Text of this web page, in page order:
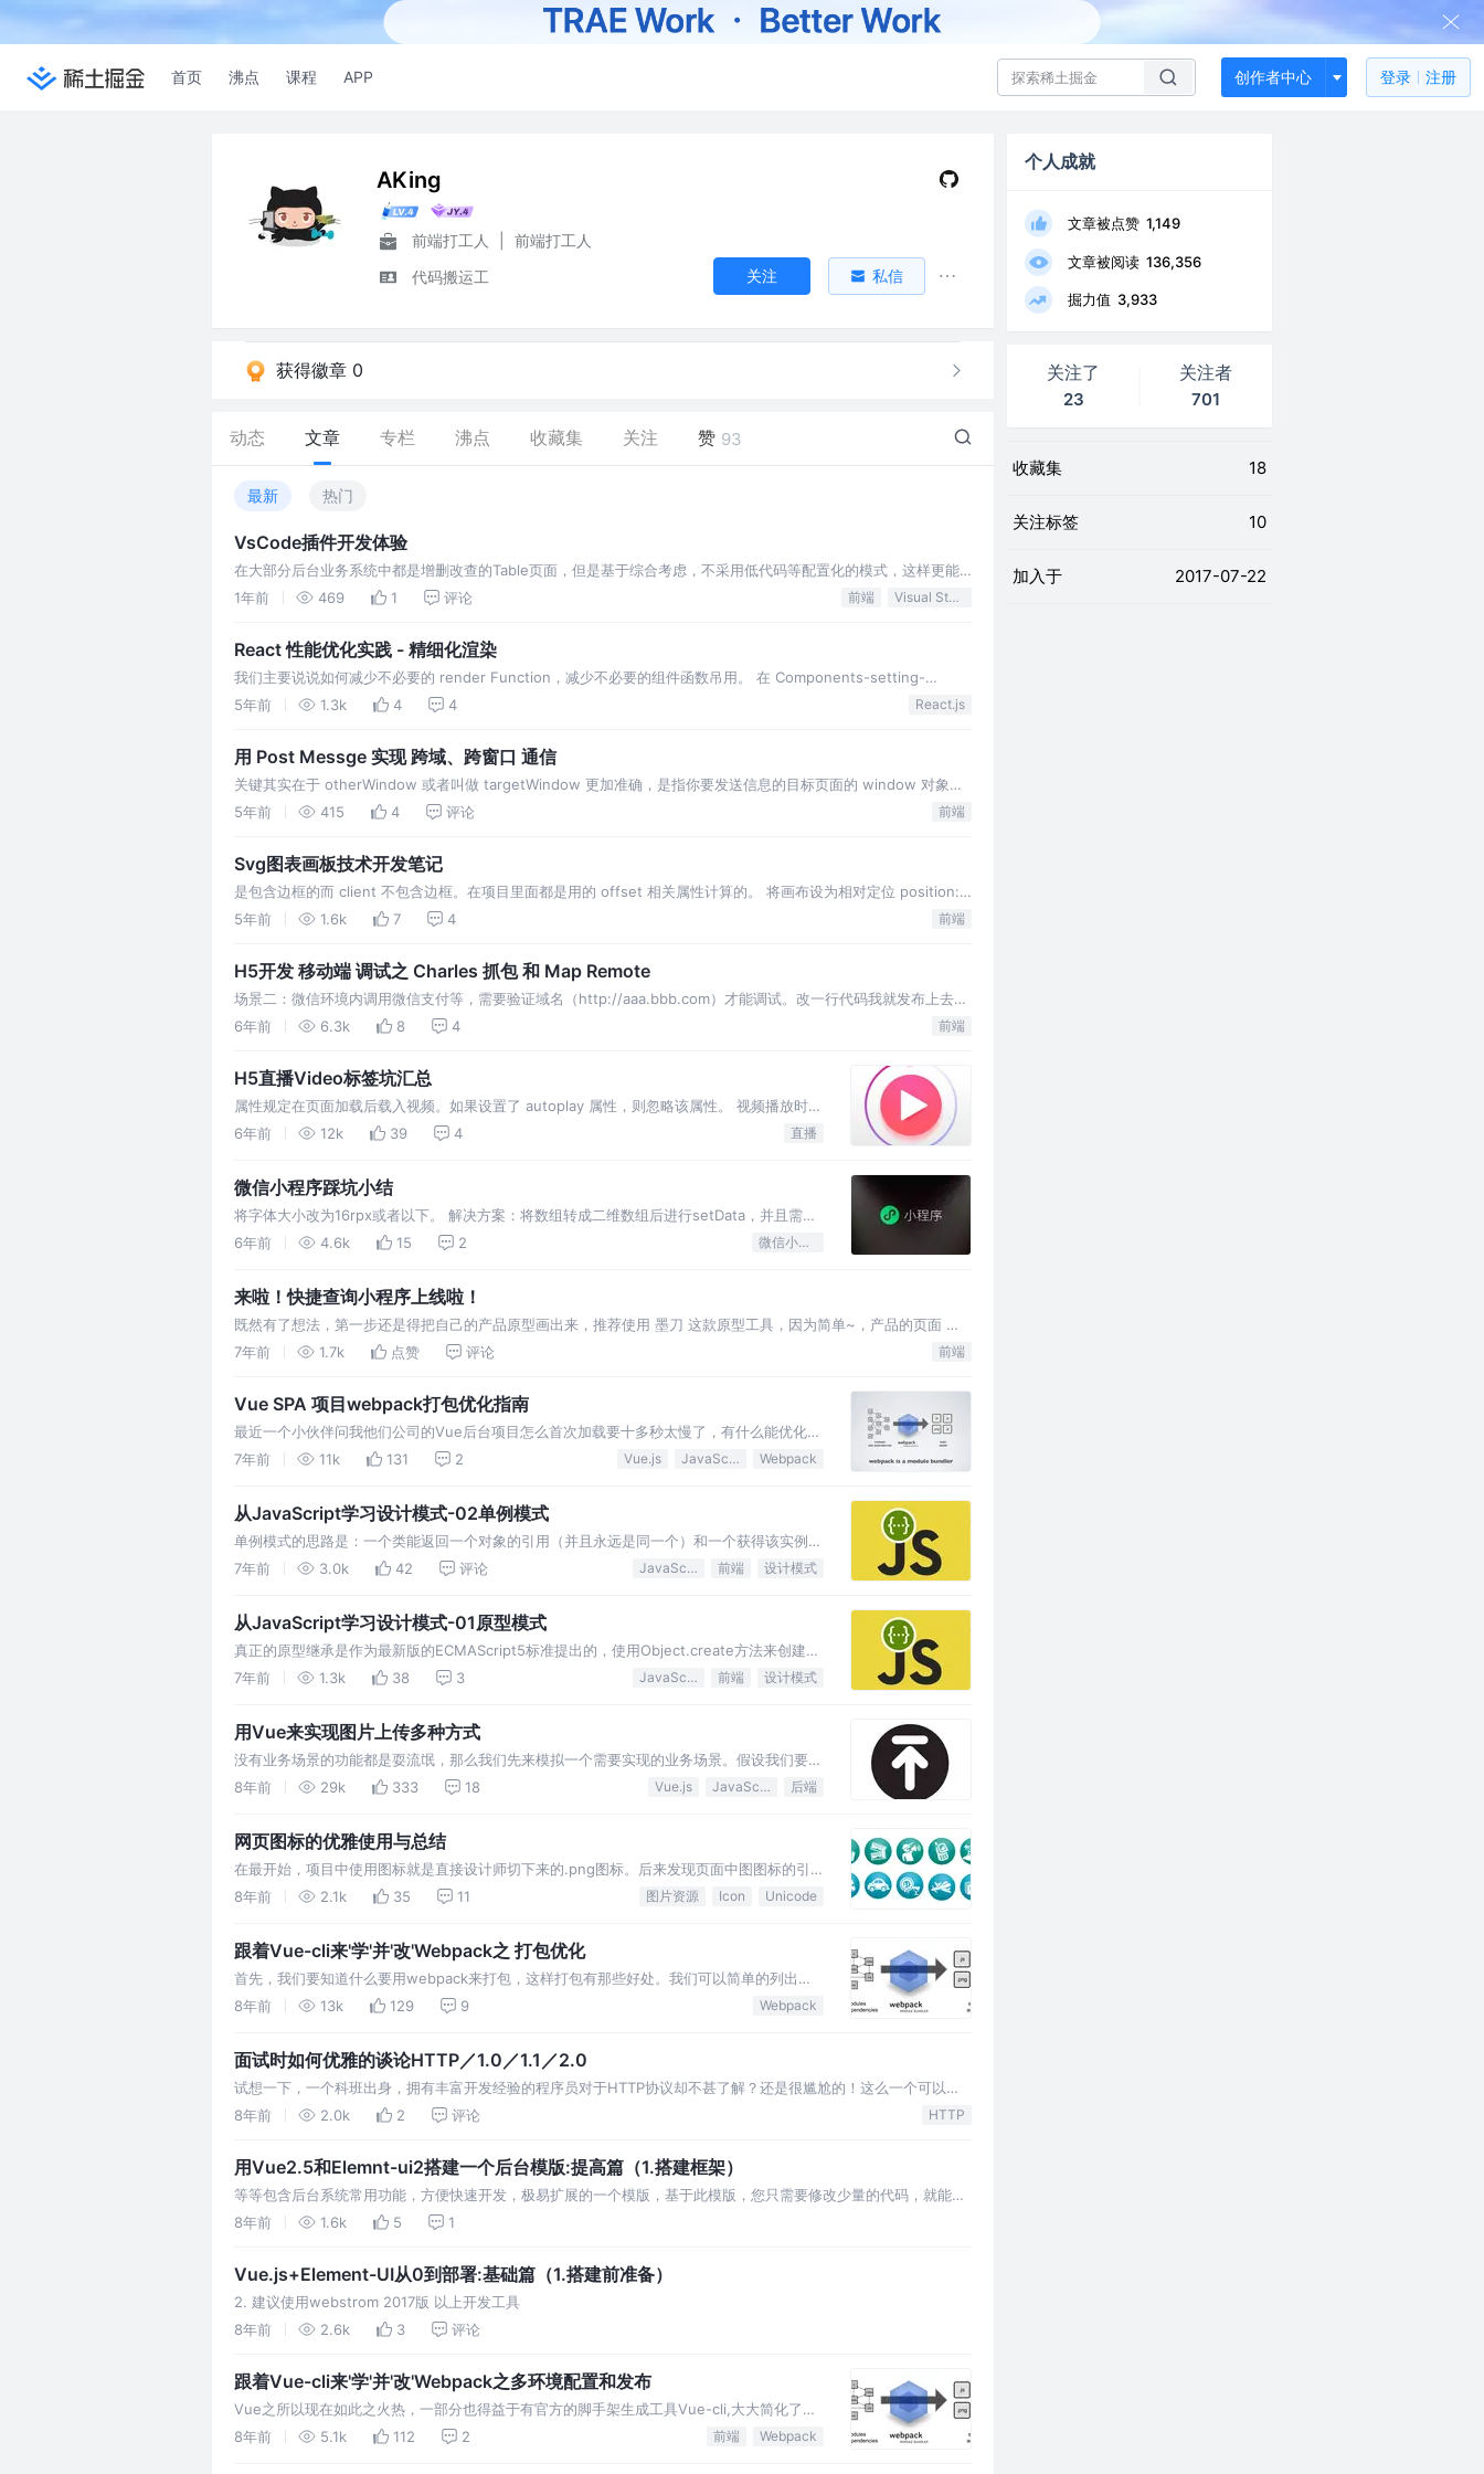
首页 沸点 课程 APP 创作者中心 登录 注册
AKing
前端打工人
前端打工人
代码搬运工
关注 私信
获得徽章 0
动态 文章 专栏 沸点 收藏集 关注 赞 93
最新 热门
VsCode插件开发体验
在大部分后台业务系统中都是增删改查的Table页面，但是基于综合考虑，不采用低代码等配置化的模式，这样更能
长期可靠的维护性，故开发插件VS Code Webview 插件快速生成模版代码
1年前 469 1 评论 前端 Visual Studio Code
React 性能优化实践 - 精细化渲染
我们主要说说如何减少不必要的 render Function，减少不必要的组件函数吊用。 在 Components-setting-
General 中打开 Highlight updates when components render. 在 Components-settin…
5年前 1.3k 4 4 React.js
用 Post Messge 实现 跨域、跨窗口 通信
关键其实在于 otherWindow 或者叫做 targetWindow 更加准确，是指你要发送信息的目标页面的 window 对象，
直接 window.postMessage() 调用的当前窗口的 window 对象，相当于自己给自己发，目标页当然接收不到了。 A
5年前 415 4 评论 前端
Svg图表画板技术开发笔记
是包含边框的而 client 不包含边框。在项目里面都是用的 offset 相关属性计算的。 将画布设为相对定位 position:
relative，然后把每个 node 设为绝对定位 position: absolute。 我们在移动的同时也要更新由 port 生成的 li…
5年前 1.6k 7 4 前端
H5开发 移动端 调试之 Charles 抓包 和 Map Remote
场景二：微信环境内调用微信支付等，需要验证域名（http://aaa.bbb.com）才能调试。改一行代码我就发布上去?
好麻烦啊。 1. Mac上安装证书 2. 信任证书 3. 开启Mac OS proxy 4. 把需要代理到域名添加到 SSL Proxying 5. 抓
6年前 6.3k 8 4 前端
H5直播Video标签坑汇总
属性规定在页面加载后载入视频。如果设置了 autoplay 属性，则忽略该属性。 视频播放时局
域播放，不脱离文档流 。但是这个属性比较特别， 需要嵌入网页的APP比如WeChat中
6年前 12k 39 4 直播
微信小程序踩坑小结
将字体大小改为16rpx或者以下。 解决方案：将数组转成二维数组后进行setData，并且需要
修改wxml的循环结构，多套一层循环。 当列表页面上拉加载数据到一定量时，占内存过高，
6年前 4.6k 15 2 微信小程序
来啦！快捷查询小程序上线啦！
既然有了想法，第一步还是得把自己的产品原型画出来，推荐使用 墨刀 这款原型工具，因为简单~，产品的页面 得
有（首页、软件搜索页面、软件查询页面、快捷键查询页面）这几个核心页面。 我使用的是小程序官方的云开发，没
7年前 1.7k 点赞 评论 前端
Vue SPA 项目webpack打包优化指南
最近一个小伙伴问我他们公司的Vue后台项目怎么首次加载要十多秒太慢了，有什么能优化
的，于是乎我打开了他们的网站，发现主要耗时在加载vendor.js文件这个文件高达2M，于是
能，如何提升加载速度、等…
7年前 11k 131 2 Vue.js JavaScript Webpack
从JavaScript学习设计模式-02单例模式
单例模式的思路是：一个类能返回一个对象的引用（并且永远是同一个）和一个获得该实例的
方法（静态方法，通常使用 getInstance 名称）。那么当我们调用这个方法时，如果类持有
引用再返回。同时将该…
7年前 3.0k 42 评论 JavaScript 前端 设计模式
从JavaScript学习设计模式-01原型模式
真正的原型继承是作为最新版的ECMAScript5标准提出的，使用Object.create方法来创建这
样的对象，该方法创建指定的对象，其对象的prototype有指定的对象（也就是该方法传进的
7年前 1.3k 38 3 JavaScript 前端 设计模式
用Vue来实现图片上传多种方式
没有业务场景的功能都是耍流氓，那么我们先来模拟一个需要实现的业务场景。假设我们要做
一个后台系统添加商品的页面，有一些商品名称、信息等字段，还有需要上传商品轮播图的需
用框架实现的思路都差…
8年前 29k 333 18 Vue.js JavaScript 后端
网页图标的优雅使用与总结
在最开始，项目中使用图标就是直接设计师切下来的.png图标。后来发现页面中图图标的引
用数目太多占据了大部分的请求资源，所以有了 CSS Sprite 将多张小图合并到一个图片上，
去量其位置，进行…
8年前 2.1k 35 11 图片资源 Icon Unicode
跟着Vue-cli来'学'并'改'Webpack之 打包优化
首先，我们要知道什么要用webpack来打包，这样打包有那些好处。我们可以简单的列出以
下几点： 这篇文章的重点讲的就是webpack打包之优化浏览器缓存管理，vue-cli生成的脚手
出改动。 在此…
8年前 13k 129 9 Webpack
面试时如何优雅的谈论HTTP／1.0／1.1／2.0
试想一下，一个科班出身，拥有丰富开发经验的程序员对于HTTP协议却不甚了解？还是很尴尬的！这么一个可以说
是常识的问题，可能很多人在没有积极准备的情况下，不一定能很好的回答出来。这是一个正规程序员所本应了解的
8年前 2.0k 2 评论 HTTP
用Vue2.5和Elemnt-ui2搭建一个后台模版:提高篇（1.搭建框架）
等等包含后台系统常用功能，方便快速开发，极易扩展的一个模版，基于此模版，您只需要修改少量的代码，就能进
行开发。 最新node.js环境安装、npm、yarn、vue-cli脚手架安装这些就不在此多说。 由于是个人项目，本模板中
8年前 1.6k 5 1
Vue.js+Element-UI从0到部署:基础篇（1.搭建前准备）
2. 建议使用webstrom 2017版 以上开发工具
8年前
2.6k 3 评论
跟着Vue-cli来'学'并'改'Webpack之多环境配置和发布
Vue之所以现在如此之火热，一部分也得益于有官方的脚手架生成工具Vue-cli,大大简化了初
学者环境搭建的成本，但是实际业务中我们往往需要实现其他的功能来对webpack进行改
8年前 5.1k 112 2 前端 Webpack
个人成就
文章被点赞 1,149
文章被阅读 136,356
掘力值 3,933
关注了
23
关注者
701
收藏集 18
关注标签 10
加入于 2017-07-22